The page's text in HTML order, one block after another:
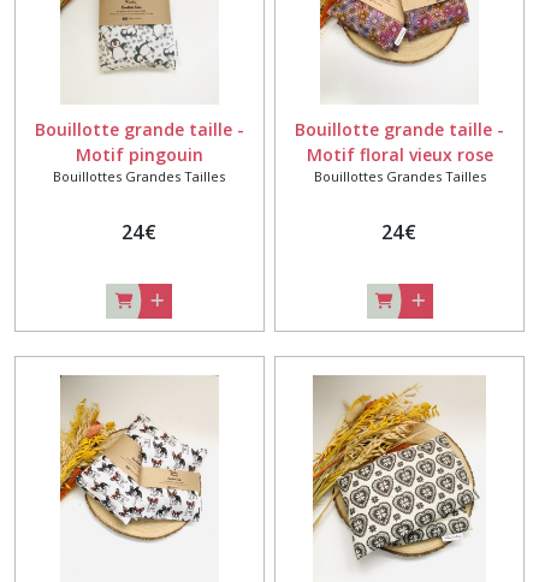
Bouillotte grande taille -
Motif pingouin
Bouillottes Grandes Tailles
24€
Bouillotte grande taille -
Motif floral vieux rose
Bouillottes Grandes Tailles
24€